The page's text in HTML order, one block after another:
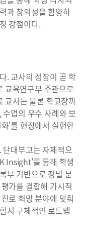
과 창의성을 함양하
강점이다.
. 교사의 성장이 곧 학
교육연구부 주관으로
교사는 물론 학교장까
업의 우수 사례와 보
'를 현장에서 실현한
대부고는 자체적으
Insight'를 통해 학생
부 기반으로 정밀 분
가를 결합해 가시적
로 희망 분야에 맞춰
지 구체적인 로드맵